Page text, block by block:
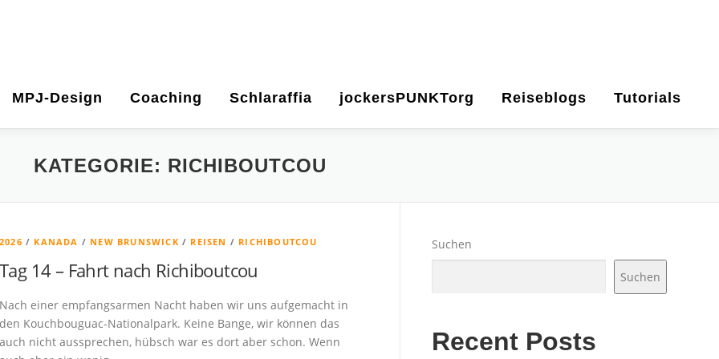
MPJ-Design Coaching Schlaraffia jockersPUNKTorg Reiseblogs Tutorials
KATEGORIE: RICHIBOUTCOU
2026 / KANADA / NEW BRUNSWICK / REISEN / RICHIBOUTCOU
Tag 14 – Fahrt nach Richiboutcou
Nach einer empfangsarmen Nacht haben wir uns aufgemacht in
den Kouchbouguac-Nationalpark. Keine Bange, wir können das
auch nicht aussprechen, hübsch war es dort aber schon. Wenn
Suchen
Suchen
Recent Posts